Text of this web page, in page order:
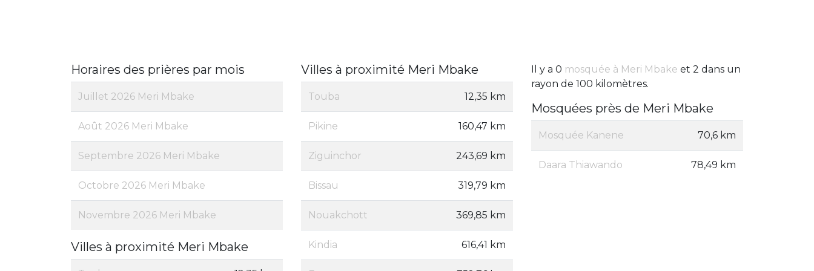
Horaires des prières par mois
Juillet 2026 Meri Mbake
Août 2026 Meri Mbake
Septembre 2026 Meri Mbake
Octobre 2026 Meri Mbake
Novembre 2026 Meri Mbake
Villes à proximité Meri Mbake
Villes à proximité Meri Mbake
Touba 12,35 km
Pikine 160,47 km
Ziguinchor 243,69 km
Bissau 319,79 km
Nouakchott 369,85 km
Kindia 616,41 km
Il y a 0 mosquée à Meri Mbake et 2 dans un
rayon de 100 kilomètres.
Mosquées près de Meri Mbake
Mosquée Kanene 70,6 km
Daara Thiawando 78,49 km